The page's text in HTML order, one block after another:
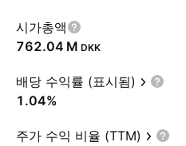
시가총액
‪762.04 M‬ DKK
배당 수익률 (표시됨)
1.04%
주가 수익 비율 (TTM)